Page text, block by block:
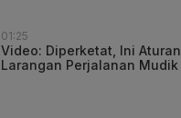
01:25
Video: Diperketat, Ini
Larangan Perjalanan Mudik